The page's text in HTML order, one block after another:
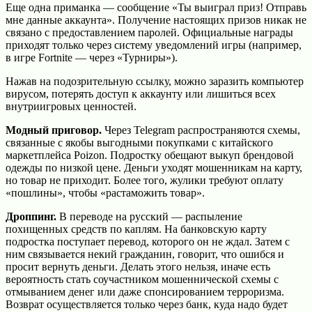
Еще одна приманка — сообщение «Ты выиграл приз! Отправь
мне данные аккаунта». Получение настоящих призов никак не
связано с предоставлением паролей. Официальные награды
приходят только через систему уведомлений игры (например,
в игре Fortnite — через «Турниры»).
Нажав на подозрительную ссылку, можно заразить компьютер
вирусом, потерять доступ к аккаунту или лишиться всех
внутриигровых ценностей.
Модный приговор. Через Telegram распространяются схемы,
связанные с якобы выгодными покупками с китайского
маркетплейса Poizon. Подростку обещают выкуп брендовой
одежды по низкой цене. Деньги уходят мошенникам на карту,
но товар не приходит. Более того, жулики требуют оплату
«пошлины», чтобы «растаможить товар».
Дроппинг. В переводе на русский — распыление
похищенных средств по каплям. На банковскую карту
подростка поступает перевод, которого он не ждал. Затем с
ним связывается некий гражданин, говорит, что ошибся и
просит вернуть деньги. Делать этого нельзя, иначе есть
вероятность стать соучастником мошеннической схемы с
отмыванием денег или даже спонсированием терроризма.
Возврат осуществляется только через банк, куда надо будет